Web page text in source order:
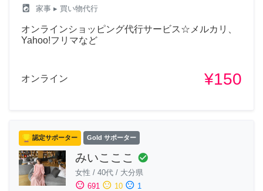
local_laundry_service 家事 ▸ 買い物代行
オンラインショッピング代行サービス☆メルカリ、
Yahoo!フリマなど
オンライン ¥150
認定サポーター Gold サポーター
みいこここ check_circle
女性 / 40代 / 大分県
sentiment_satisfied 691 sentiment_neutral 10 sentiment_dissatisfied 1